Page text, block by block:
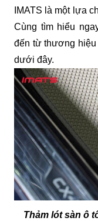
IMATS là một lựa
Cùng tìm hiểu
đến từ thương hiệu
dưới đây.
Thảm lót sàn ô